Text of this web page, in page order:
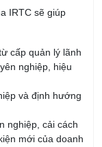
IRTC sẽ giúp
cấp quản lý lãnh
nghiệp, hiệu
và định hướng
nghiệp, cải cách
mới của doanh